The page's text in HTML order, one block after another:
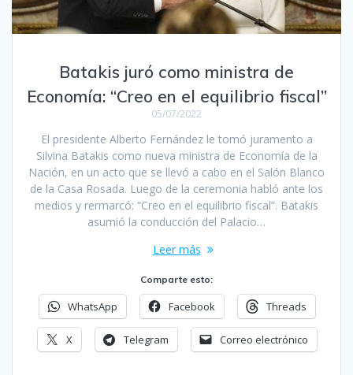
Batakis juró como ministra de
Economía: “Creo en el equilibrio fiscal”
05/07/2022
El presidente Alberto Fernández le tomó juramento a
Silvina Batakis como nueva ministra de Economía de la
Nación, en un acto que se llevó a cabo en el Salón Blanco
de la Casa Rosada. Luego de la ceremonia habló ante los
medios y rermarcó: “Creo en el equilibrio fiscal”. Batakis
asumió la conducción del Palacio…
Leer más
Comparte esto:
WhatsApp Facebook Threads
X Telegram Correo electrónico